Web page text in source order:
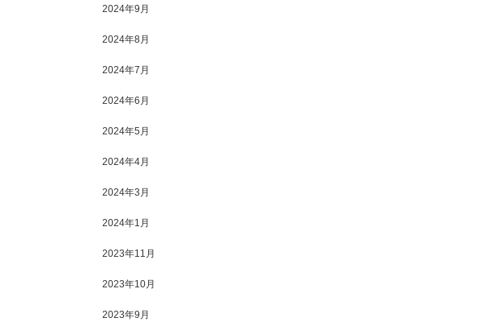
2024年9月
2024年8月
2024年7月
2024年6月
2024年5月
2024年4月
2024年3月
2024年1月
2023年11月
2023年10月
2023年9月